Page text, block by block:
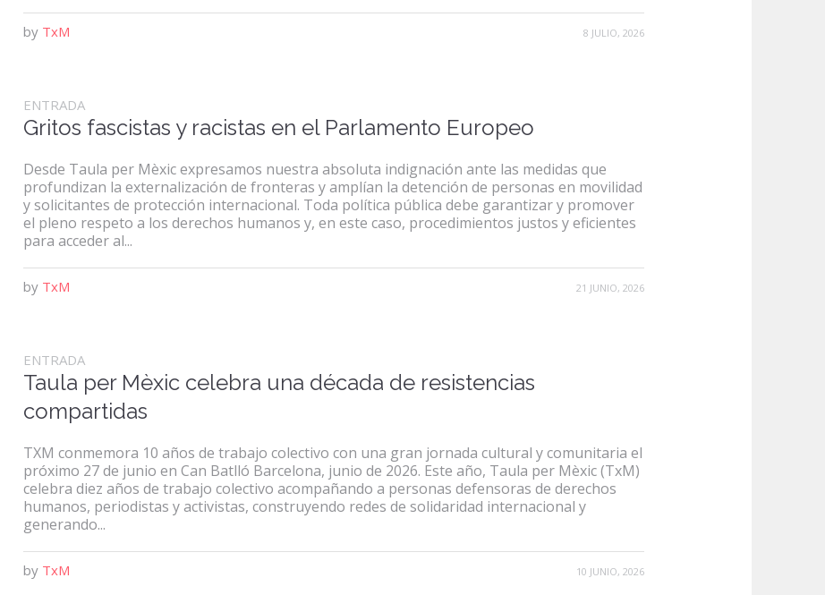
8 JULIO, 2026
by TxM
ENTRADA
Gritos fascistas y racistas en el Parlamento Europeo
Desde Taula per Mèxic expresamos nuestra absoluta indignación ante las medidas que
profundizan la externalización de fronteras y amplían la detención de personas en movilidad
y solicitantes de protección internacional. Toda política pública debe garantizar y promover
el pleno respeto a los derechos humanos y, en este caso, procedimientos justos y eficientes
para acceder al...
21 JUNIO, 2026
by TxM
ENTRADA
Taula per Mèxic celebra una década de resistencias
compartidas
TXM conmemora 10 años de trabajo colectivo con una gran jornada cultural y comunitaria el
próximo 27 de junio en Can Batlló Barcelona, junio de 2026. Este año, Taula per Mèxic (TxM)
celebra diez años de trabajo colectivo acompañando a personas defensoras de derechos
humanos, periodistas y activistas, construyendo redes de solidaridad internacional y
generando...
10 JUNIO, 2026
by TxM